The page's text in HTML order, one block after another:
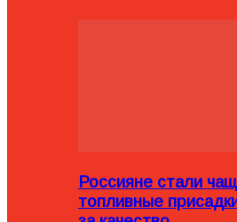
Россияне стали
топливные